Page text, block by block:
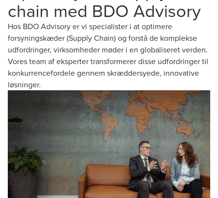
chain med BDO Advisory
Hos BDO Advisory er vi specialister i at optimere
forsyningskæder (Supply Chain) og forstå de komplekse
udfordringer, virksomheder møder i en globaliseret verden.
Vores team af eksperter transformerer disse udfordringer til
konkurrencefordele gennem skræddersyede, innovative
løsninger.